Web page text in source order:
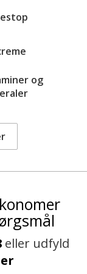
og
eller udfyld